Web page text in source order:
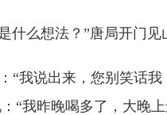
什么想法？”唐局开门见
“我说出来，您别笑话
“我昨晚喝多了，大晚